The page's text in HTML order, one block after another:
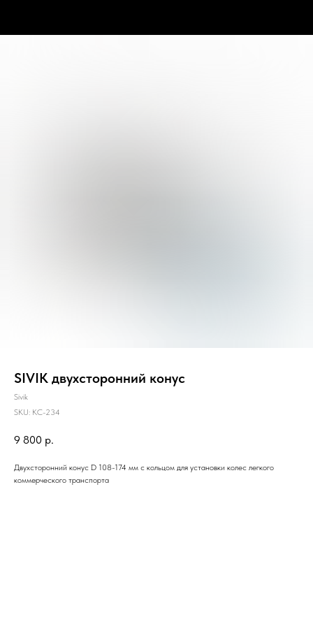
SIVIK двухсторонний конус
Sivik
SKU: КС-234
9 800 р.
Двухсторонний конус D 108-174 мм с кольцом для установки колес легкого
коммерческого транспорта